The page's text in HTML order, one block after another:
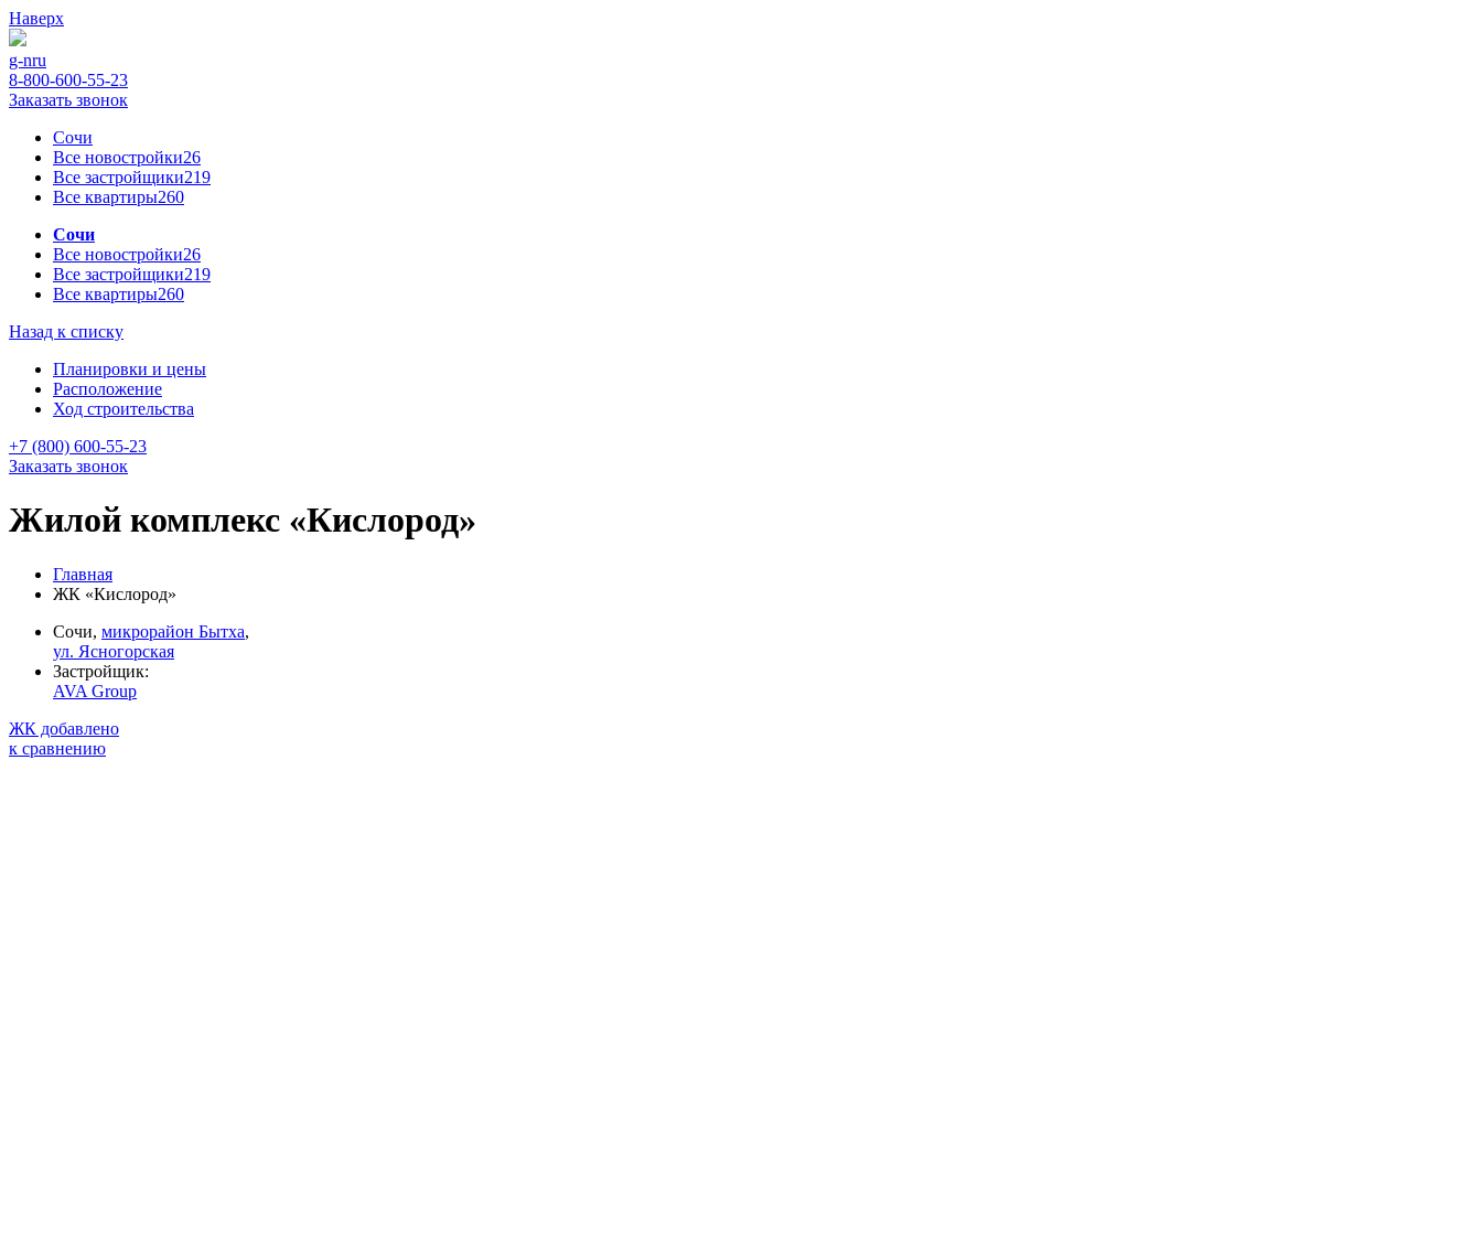
Наверх
g-nru
8-800-600-55-23
Заказать звонок
Сочи
Все новостройки26
Все застройщики219
Все квартиры260
Сочи
Все новостройки26
Все застройщики219
Все квартиры260
Назад к списку
Планировки и цены
Расположение
Ход строительства
+7 (800) 600-55-23
Заказать звонок
Жилой комплекс «Кислород»
Главная
ЖК «Кислород»
Сочи, микрорайон Бытха,
ул. Ясногорская
Застройщик:
AVA Group
ЖК добавлено
к сравнению